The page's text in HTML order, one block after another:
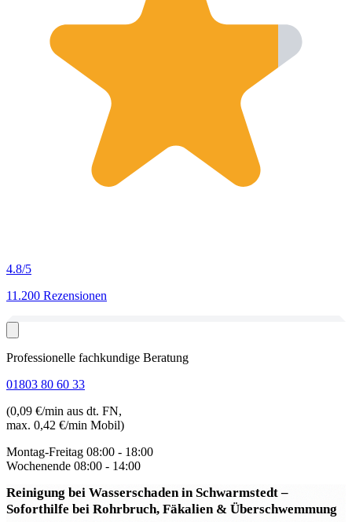
4.8/5
11.200 Rezensionen
Professionelle fachkundige Beratung
01803 80 60 33
(0,09 €/min aus dt. FN,
max. 0,42 €/min Mobil)
Montag-Freitag 08:00 - 18:00
Wochenende 08:00 - 14:00
Reinigung bei Wasserschaden in Schwarmstedt–
Soforthilfe bei Rohrbruch, Fäkalien & Überschwemmung